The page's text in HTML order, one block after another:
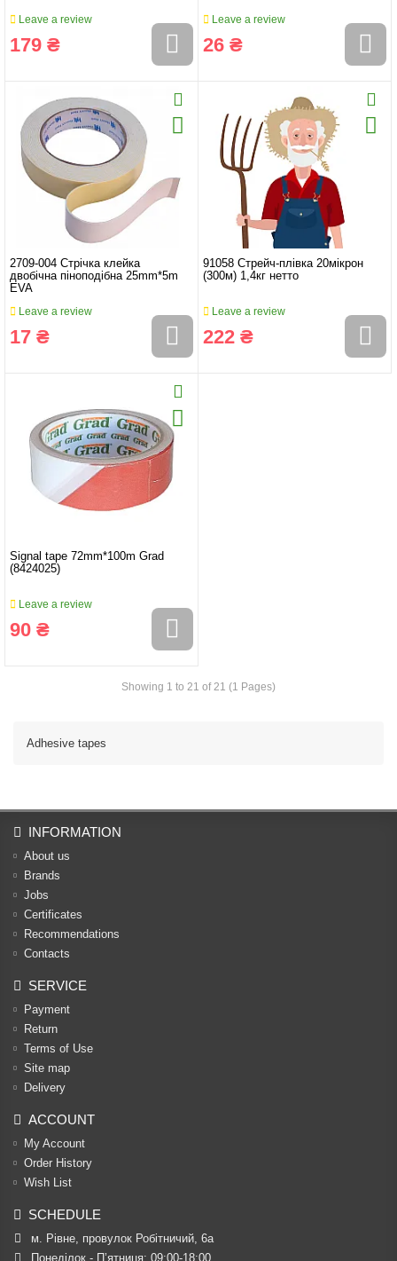
Leave a review
179 ₴
Leave a review
26 ₴
2709-004 Стрічка клейка
двобічна піноподібна 25mm*5m
EVA
Leave a review
17 ₴
91058 Стрейч-плівка 20мікрон
(300м) 1,4кг нетто
Leave a review
222 ₴
Signal tape 72mm*100m Grad
(8424025)
Leave a review
90 ₴
Showing 1 to 21 of 21 (1 Pages)
Adhesive tapes
INFORMATION
About us
Brands
Jobs
Certificates
Recommendations
Contacts
SERVICE
Payment
Return
Terms of Use
Site map
Delivery
ACCOUNT
My Account
Order History
Wish List
SCHEDULE
м. Рівне, провулок Робітничий, 6а
Понеділок - П’ятниця: 09:00-18:00